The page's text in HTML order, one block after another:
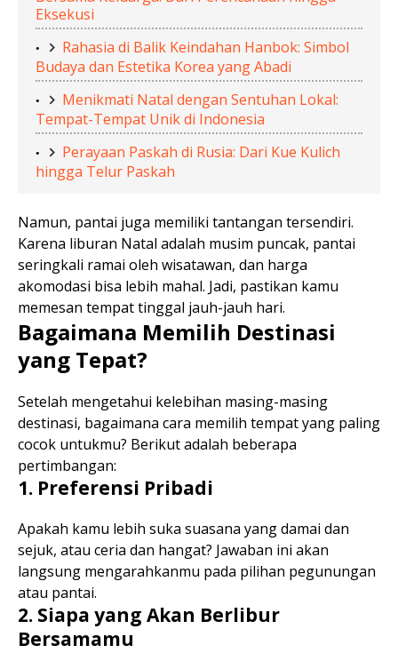
Eksekusi
Rahasia di Balik Keindahan Hanbok: Simbol
Budaya dan Estetika Korea yang Abadi
Menikmati Natal dengan Sentuhan Lokal:
Tempat-Tempat Unik di Indonesia
Perayaan Paskah di Rusia: Dari Kue Kulich
hingga Telur Paskah
Namun, pantai juga memiliki tantangan tersendiri.
Karena liburan Natal adalah musim puncak, pantai
seringkali ramai oleh wisatawan, dan harga
akomodasi bisa lebih mahal. Jadi, pastikan kamu
memesan tempat tinggal jauh-jauh hari.
Bagaimana Memilih Destinasi
yang Tepat?
Setelah mengetahui kelebihan masing-masing
destinasi, bagaimana cara memilih tempat yang paling
cocok untukmu? Berikut adalah beberapa
pertimbangan:
1. Preferensi Pribadi
Apakah kamu lebih suka suasana yang damai dan
sejuk, atau ceria dan hangat? Jawaban ini akan
langsung mengarahkanmu pada pilihan pegunungan
atau pantai.
2. Siapa yang Akan Berlibur
Bersamamu